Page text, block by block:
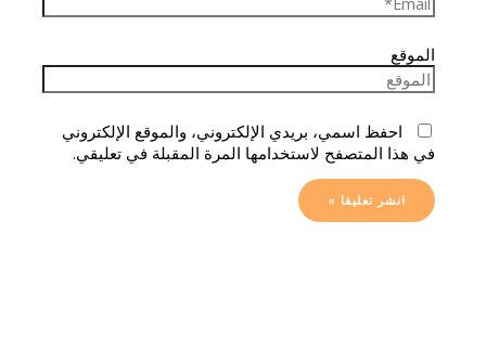
الموقع
احفظ اسمي، بريدي الإلكتروني، والموقع الإلكتروني
في هذا المتصفح لاستخدامها المرة المقبلة في تعليقي.